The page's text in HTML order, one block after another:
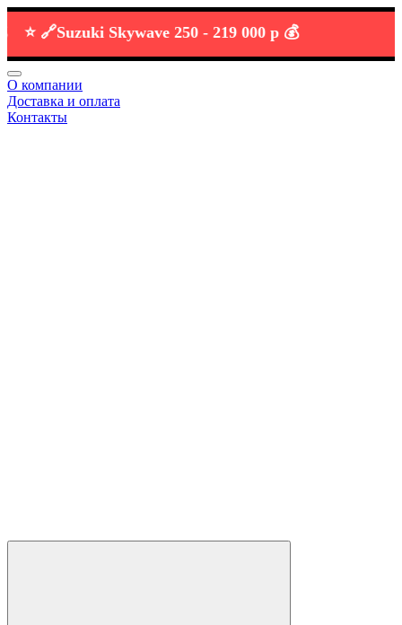
Suzuki Skywave 250 -219 000 р 💰
О компании
Доставка и оплата
Контакты